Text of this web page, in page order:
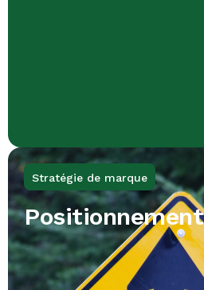
Stratégie de marque
Positionnement